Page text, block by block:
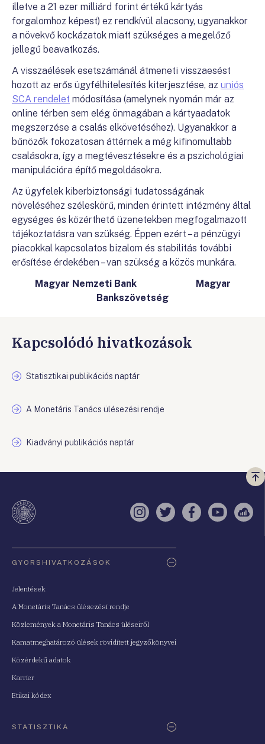
illetve a 21 ezer milliárd forint értékű kártyás
forgalomhoz képest) ez rendkívül alacsony, ugyanakkor
a növekvő kockázatok miatt szükséges a megelőző
jellegű beavatkozás.
A visszaélések esetszámánál átmeneti visszaesést
hozott az erős ügyfélhitelesítés kiterjesztése, az uniós
SCA rendelet módosítása (amelynek nyomán már az
online térben sem elég önmagában a kártyaadatok
megszerzése a csalás elkövetéséhez). Ugyanakkor a
bűnözők fokozatosan áttérnek a még kifinomultabb
csalásokra, így a megtévesztésekre és a pszichológiai
manipulációra építő megoldásokra.
Az ügyfelek kiberbiztonsági tudatosságának
növeléséhez széleskörű, minden érintett intézmény által
egységes és közérthető üzenetekben megfogalmazott
tájékoztatásra van szükség. Éppen ezért – a pénzügyi
piacokkal kapcsolatos bizalom és stabilitás további
erősítése érdekében – van szükség a közös munkára.
Magyar Nemzeti Bank Magyar
Bankszövetség
Kapcsolódó hivatkozások
Statisztikai publikációs naptár
A Monetáris Tanács ülésezési rendje
Kiadványi publikációs naptár
a
Instagram
TwitterFacebook
YouTube
GYORSHIVATKOZÁSOK
Jelentések
A Monetáris Tanács ülésezési rendje
Közlemények a Monetáris Tanács üléseiről
Kamatmeghatározó ülések rövidített jegyzőkönyvei
Közérdekű adatok
Karrier
Etikai kódex
STATISZTIKA